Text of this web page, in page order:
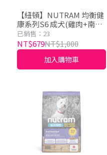
【紐頓】NUTRAM 均衡健
康系列S6 成犬(雞肉+南瓜)
2kg
已銷售：23
NT$679NT$1,000
加入購物車